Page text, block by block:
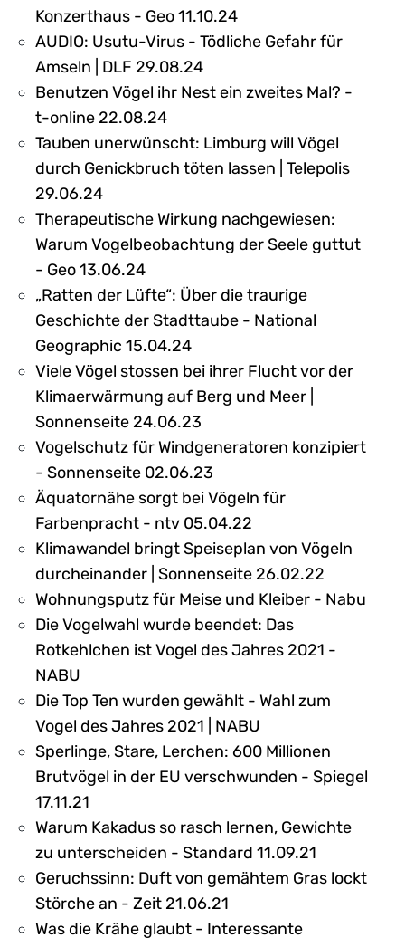
Konzerthaus - Geo 11.10.24
AUDIO: Usutu-Virus - Tödliche Gefahr für
Amseln | DLF 29.08.24
Benutzen Vögel ihr Nest ein zweites Mal? -
t-online 22.08.24
Tauben unerwünscht: Limburg will Vögel
durch Genickbruch töten lassen | Telepolis
29.06.24
Therapeutische Wirkung nachgewiesen:
Warum Vogelbeobachtung der Seele guttut
- Geo 13.06.24
„Ratten der Lüfte“: Über die traurige
Geschichte der Stadttaube - National
Geographic 15.04.24
Viele Vögel stossen bei ihrer Flucht vor der
Klimaerwärmung auf Berg und Meer |
Sonnenseite 24.06.23
Vogelschutz für Windgeneratoren konzipiert
- Sonnenseite 02.06.23
Äquatornähe sorgt bei Vögeln für
Farbenpracht - ntv 05.04.22
Klimawandel bringt Speiseplan von Vögeln
durcheinander | Sonnenseite 26.02.22
Wohnungsputz für Meise und Kleiber - Nabu
Die Vogelwahl wurde beendet: Das
Rotkehlchen ist Vogel des Jahres 2021 -
NABU
Die Top Ten wurden gewählt - Wahl zum
Vogel des Jahres 2021 | NABU
Sperlinge, Stare, Lerchen: 600 Millionen
Brutvögel in der EU verschwunden - Spiegel
17.11.21
Warum Kakadus so rasch lernen, Gewichte
zu unterscheiden - Standard 11.09.21
Geruchssinn: Duft von gemähtem Gras lockt
Störche an - Zeit 21.06.21
Was die Krähe glaubt - Interessante